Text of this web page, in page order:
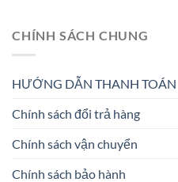
CHÍNH SÁCH CHUNG
HƯỚNG DẪN THANH TOÁN
Chính sách đổi trả hàng
Chính sách vận chuyển
Chính sách bảo hành